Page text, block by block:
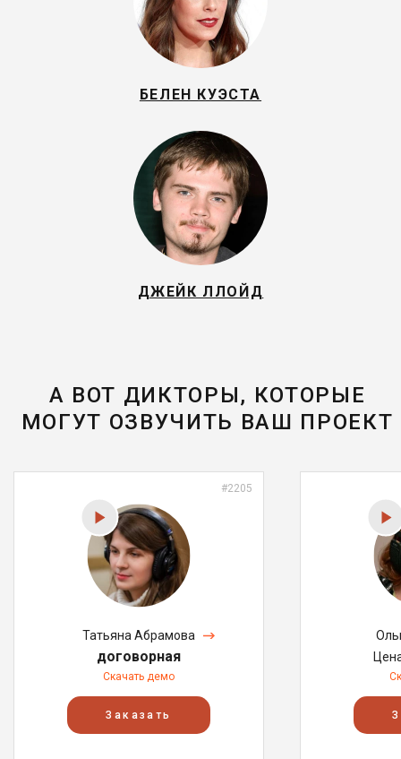
БЕЛЕН КУЭСТА
ДЖЕЙК ЛЛОЙД
А ВОТ ДИКТОРЫ, КОТОРЫЕ
МОГУТ ОЗВУЧИТЬ ВАШ ПРОЕКТ
#2205
Татьяна Абрамова
договорная
Скачать демо
Заказать